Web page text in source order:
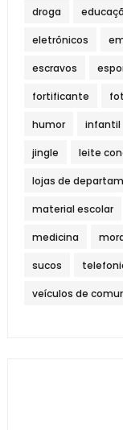
droga
eletrônicos
escravos
fortificante
humor infantil
jingle leite
lojas de
material escolar
medicina
sucos
veículos de